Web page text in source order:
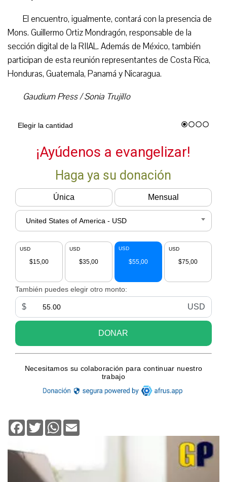
El encuentro, igualmente, contará con la presencia de
Mons. Guillermo Ortiz Mondragón, responsable de la
sección digital de la RIIAL. Además de México, también
participan de esta reunión representantes de Costa Rica,
Honduras, Guatemala, Panamá y Nicaragua.
Gaudium Press / Sonia Trujillo
Facebook
TwitterWhatsApp